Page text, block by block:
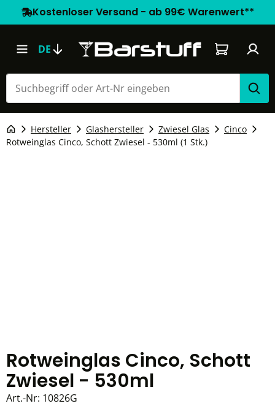
Kostenloser Versand - ab 99€ Warenwert**
DE Warenkorb
Hersteller Glashersteller Zwiesel Glas
Cinco
Rotweinglas Cinco, Schott Zwiesel - 530ml (1 Stk.)
Rotweinglas Cinco, Schott
Zwiesel - 530ml
Art.-Nr: 10826G